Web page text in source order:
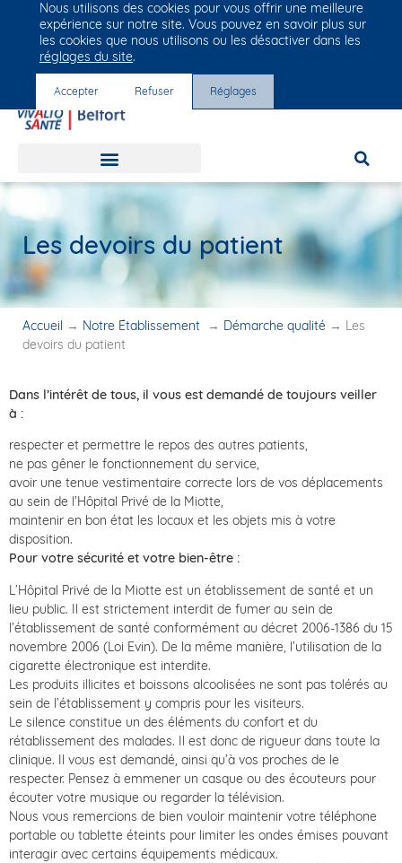
Groupe Vivalto Santé
Entre nous, la vie
Les devoirs du patient
Accueil → Notre Établissement → Démarche qualité → Les
devoirs du patient
Dans l’intérêt de tous, il vous est demandé de toujours veiller
à :
respecter et permettre le repos des autres patients,
ne pas gêner le fonctionnement du service,
avoir une tenue vestimentaire correcte lors de vos déplacements
au sein de l’Hôpital Privé de la Miotte,
maintenir en bon état les locaux et les objets mis à votre
disposition.
Pour votre sécurité et votre bien-être :
L’Hôpital Privé de la Miotte est un établissement de santé et un
lieu public. Il est strictement interdit de fumer au sein de
l’établissement de santé conformément au décret 2006-1386 du 15
novembre 2006 (Loi Evin). De la même manière, l’utilisation de la
cigarette électronique est interdite.
Les produits illicites et boissons alcoolisées ne sont pas tolérés au
sein de l’établissement y compris pour les visiteurs.
Le silence constitue un des éléments du confort et du
rétablissement des malades. Il est donc de rigueur dans toute la
clinique. Il vous est demandé, ainsi qu’à vos proches de le
respecter. Pensez à emmener un casque ou des écouteurs pour
écouter votre musique ou regarder la télévision.
Nous vous remercions de bien vouloir maintenir votre téléphone
portable ou tablette éteints pour limiter les ondes émises pouvant
interagir avec certains équipements médicaux.
Nous utilisons des cookies pour vous offrir une meilleure
expérience sur notre site. Vous pouvez en savoir plus sur
les cookies que nous utilisons ou les désactiver dans les
réglages du site.
Accepter Refuser Réglages